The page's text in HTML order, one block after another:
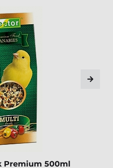
Premium 500ml